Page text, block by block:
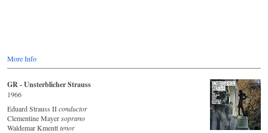
More Info
GR - Unsterblicher Strauss
1966
Eduard Strauss IIconductor
Clementine Mayersoprano
Waldemar Kmentttenor